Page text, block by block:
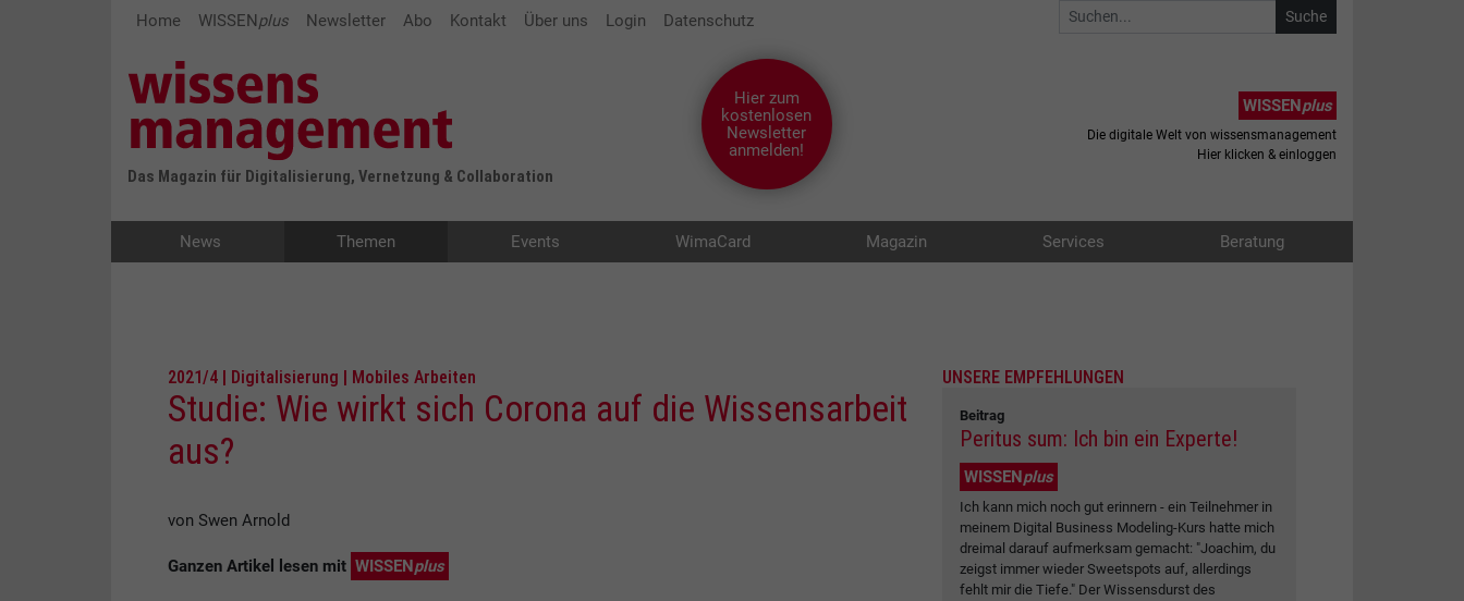
Home WISSENplus Newsletter Abo Kontakt Über uns Login Datenschutz
Das Magazin für Digitalisierung, Vernetzung & Collaboration
Hier zum
kostenlosen
Newsletter
anmelden!
WISSENplus
Die digitale Welt von wissensmanagement
Hier klicken & einloggen
News Themen Events WimaCard Magazin Services Beratung
2021/4 | Digitalisierung | Mobiles Arbeiten
Studie: Wie wirkt sich Corona auf die Wissensarbeit
aus?
von Swen Arnold
Ganzen Artikel lesen mit WISSEN plus
UNSERE EMPFEHLUNGEN
Beitrag
Peritus sum: Ich bin ein Experte!
WISSENplus
Ich kann mich noch gut erinnern - ein Teilnehmer in
meinem Digital Business Modeling-Kurs hatte mich
dreimal darauf aufmerksam gemacht: "Joachim, du
zeigst immer wieder Sweetspots auf, allerdings
fehlt mir die Tiefe." Der Wissensdurst des